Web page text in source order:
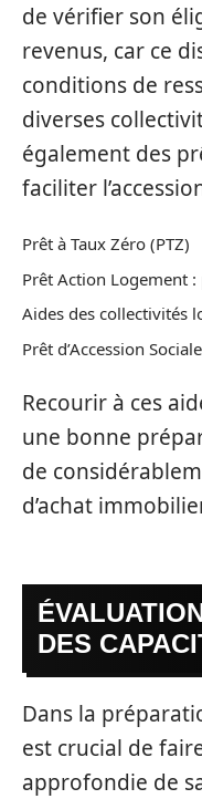
de vérifier son
revenus, car ce
conditions de
diverses
également des
faciliter
Prêt à Taux Zéro (PTZ)
Prêt Action Logement
Aides des collectivités
Prêt d’Accession
Recourir à ces
une bonne
de
d’achat
DES
Dans la
est crucial de
approfondie de